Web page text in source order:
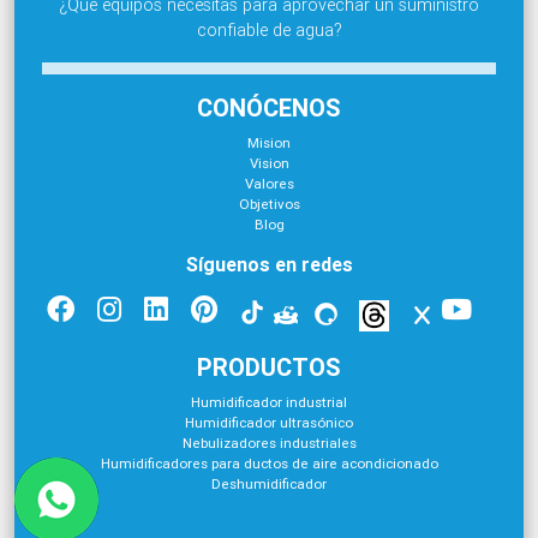
¿Qué equipos necesitas para aprovechar un suministro
confiable de agua?
CONÓCENOS
Mision
Vision
Valores
Objetivos
Blog
Síguenos en redes
PRODUCTOS
Humidificador industrial
Humidificador ultrasónico
Nebulizadores industriales
Humidificadores para ductos de aire acondicionado
Deshumidificador